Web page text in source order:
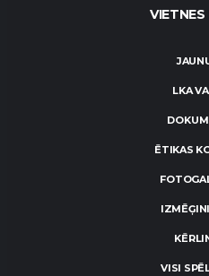
LKA
ĒTIKAS
VISI